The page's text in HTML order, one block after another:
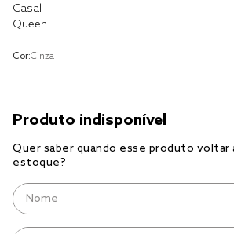
Casal
Queen
Cor:Cinza
tencel
solteiro king